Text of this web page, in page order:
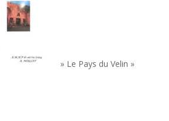
» Le Pays du Velin »